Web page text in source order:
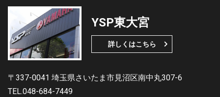
YSP東大宮
詳しくはこちら
〒337-0041 埼玉県さいたま市見沼区南中丸307-6
TEL.048-684-7449